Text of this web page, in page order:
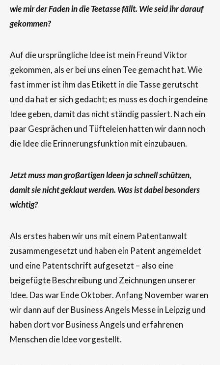
wie mir der Faden in die Teetasse fällt. Wie seid ihr darauf
gekommen?
Auf die ursprüngliche ldee ist mein Freund Viktor
gekommen, als er bei uns einen Tee gemacht hat. Wie
fast immer ist ihm das Etikett in die Tasse gerutscht
und da hat er sich gedacht; es muss es doch irgendeine
Idee geben, damit das nicht ständig passiert. Nach ein
paar Gesprächen und Tüfteleien hatten wir dann noch
die Idee die Erinnerungsfunktion mit einzubauen.
Jetzt muss man großartigen ldeen ja schnell schützen,
damit sie nicht geklaut werden. Was ist dabei besonders
wichtig?
Als erstes haben wir uns mit einem Patentanwalt
zusammengesetzt und haben ein Patent angemeldet
und eine Patentschrift aufgesetzt – also eine
beigefügte Beschreibung und Zeichnungen unserer
Idee. Das war Ende Oktober. Anfang November waren
wir dann auf der Business Angels Messe in Leipzig und
haben dort vor Business Angels und erfahrenen
Menschen die ldee vorgestellt.